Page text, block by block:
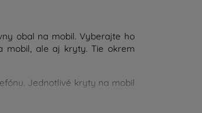
obal na mobil. Vyberajte ho
mobil, ale aj kryty. Tie okrem
Jednotlivé kryty na mobil